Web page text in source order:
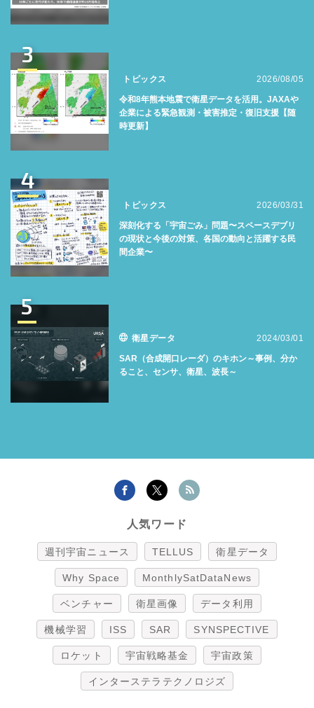
3
トピックス 2026/08/05
令和8年熊本地震で衛星データを活用。JAXAや
企業による緊急観測・被害推定・復旧支援【随
時更新】
4
トピックス 2026/03/31
深刻化する「宇宙ごみ」問題〜スペースデブリ
の現状と今後の対策、各国の動向と活躍する民
間企業〜
5
衛星データ 2024/03/01
SAR（合成開口レーダ）のキホン～事例、分か
ること、センサ、衛星、波長～
人気ワード
週刊宇宙ニュース TELLUS 衛星データ
Why Space MonthlySatDataNews
ベンチャー 衛星画像 データ利用
機械学習 ISS SAR SYNSPECTIVE
ロケット 宇宙戦略基金 宇宙政策
インターステラテクノロジズ